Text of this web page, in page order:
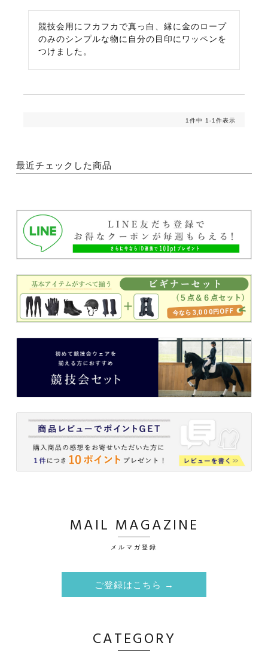
競技会用にフカフカで真っ白、縁に金のロープ
のみのシンプルな物に自分の目印にワッペンを
つけました。
1件中 1-1件表示
最近チェックした商品
MAIL MAGAZINE
メルマガ登録
ご登録はこちら →
CATEGORY